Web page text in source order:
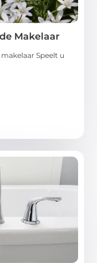
Makelaar
Speelt u